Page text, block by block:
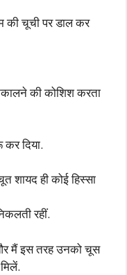
की चूची पर डाल कर
की कोशिश करता
दिया.
शायद ही कोई हिस्सा
रहीं.
मैं इस तरह उनको चूस